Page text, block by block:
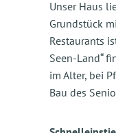
Unser Haus
Grundstück
Restaurants
Seen-Land“
im Alter, bei
Bau des